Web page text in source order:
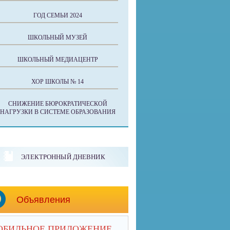
ГОД СЕМЬИ 2024
ШКОЛЬНЫЙ МУЗЕЙ
ШКОЛЬНЫЙ МЕДИАЦЕНТР
ХОР ШКОЛЫ № 14
СНИЖЕНИЕ БЮРОКРАТИЧЕСКОЙ
НАГРУЗКИ В СИСТЕМЕ ОБРАЗОВАНИЯ
ЭЛЕКТРОННЫЙ ДНЕВНИК
Объявления